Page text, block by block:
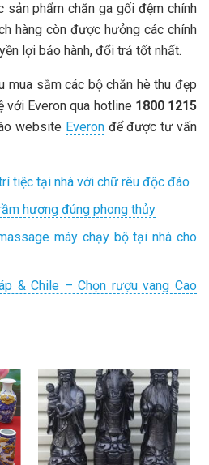
sản phẩm chăn ga gối đệm chính
hàng còn được hưởng các chính
lợi bảo hành, đổi trả tốt nhất.
mua sắm các bộ chăn hè thu đẹp
với Everon qua hotline 1800 1215
website Everonđể được tư vấn
tiệc tại nhà với chữ rêu độc đáo
hương đúng phong thủy
máy chạy bộ tại nhà cho
& Chile – Chọn rượu vang Cao